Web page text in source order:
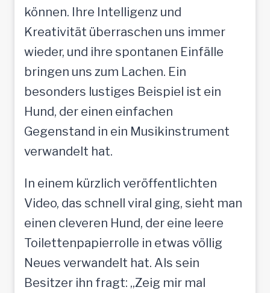
können. Ihre Intelligenz und
Kreativität überraschen uns immer
wieder, und ihre spontanen Einfälle
bringen uns zum Lachen. Ein
besonders lustiges Beispiel ist ein
Hund, der einen einfachen
Gegenstand in ein Musikinstrument
verwandelt hat.
In einem kürzlich veröffentlichten
Video, das schnell viral ging, sieht man
einen cleveren Hund, der eine leere
Toilettenpapierrolle in etwas völlig
Neues verwandelt hat. Als sein
Besitzer ihn fragt: „Zeig mir mal